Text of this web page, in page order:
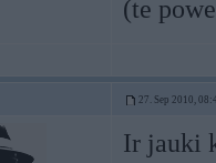
(te
27. Sep 2010,
Ir jauki